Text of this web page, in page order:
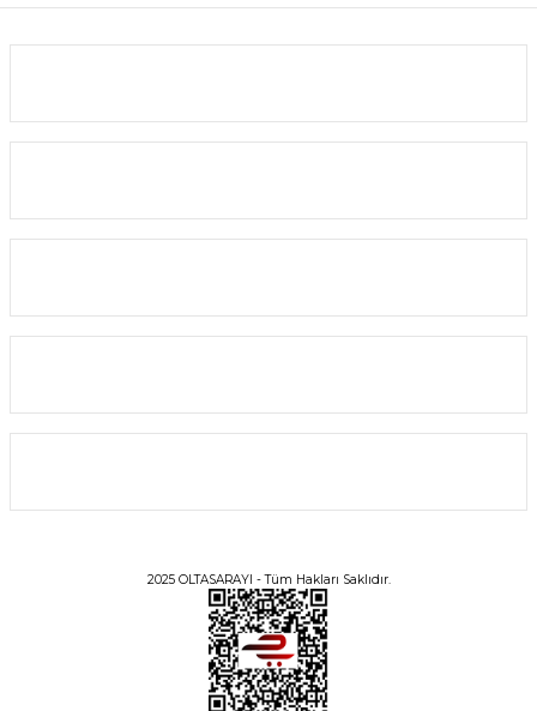
%10
Fudo Hooks 1101 CHNR-BN Chınu W Ring İğne
2025 OLTASARAYI - Tüm Hakları Saklıdır.